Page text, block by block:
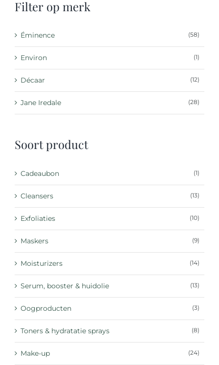
Filter op merk
Éminence (58)
Environ (1)
Décaar (12)
Jane Iredale (28)
Soort product
Cadeaubon (1)
Cleansers (13)
Exfoliaties (10)
Maskers (9)
Moisturizers (14)
Serum, booster & huidolie (13)
Oogproducten (3)
Toners & hydratatie sprays (8)
Make-up (24)